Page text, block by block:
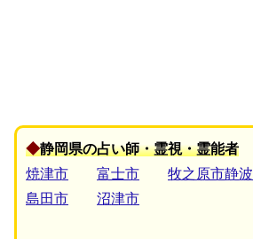
◆静岡県の占い師・霊視・霊能者
焼津市
富士市 牧之原市静波
島田市
沼津市